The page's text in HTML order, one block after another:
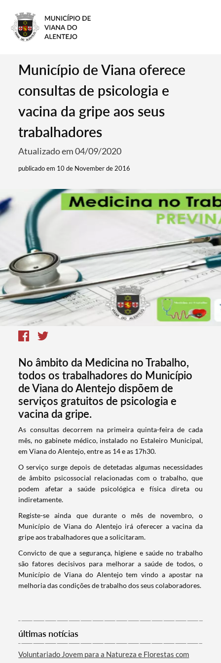
Termo de Pesquisa
Categorias gerais
Município de Viana oferece
consultas de psicologia e
vacina da gripe aos seus
trabalhadores
Atualizado em 04/09/2020
publicado em 10 de November de 2016
No âmbito da Medicina no Trabalho,
todos os trabalhadores do Município
de Viana do Alentejo dispõem de
serviços gratuitos de psicologia e
vacina da gripe.
​As consultas decorrem na primeira quinta-feira de cada
mês, no gabinete médico, instalado no Estaleiro Municipal,
em Viana do Alentejo, entre as 14 e as 17h30.
O serviço surge depois de detetadas algumas necessidades
de âmbito psicossocial relacionadas com o trabalho, que
podem afetar a saúde psicológica e física direta ou
indiretamente.
Registe-se ainda que durante o mês de novembro, o
Município de Viana do Alentejo irá oferecer a vacina da
gripe aos trabalhadores que a solicitaram.
Convicto de que a segurança, higiene e saúde no trabalho
são fatores decisivos para melhorar a saúde de todos, o
Município de Viana do Alentejo tem vindo a apostar na
melhoria das condições de trabalho dos seus colaboradores.
últimas notícias
Voluntariado Jovem para a Natureza e Florestas com